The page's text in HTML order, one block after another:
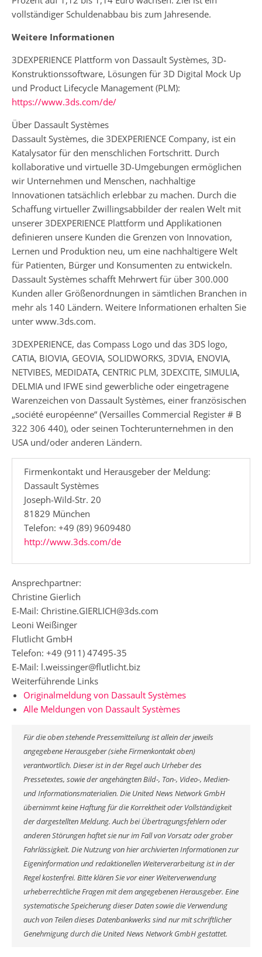
vollständiger Schuldenabbau bis zum Jahresende.
Weitere Informationen
3DEXPERIENCE Plattform von Dassault Systèmes, 3D-
Konstruktionssoftware, Lösungen für 3D Digital Mock Up
und Product Lifecycle Management (PLM):
https://www.3ds.com/de/
Über Dassault Systèmes
Dassault Systèmes, die 3DEXPERIENCE Company, ist ein
Katalysator für den menschlichen Fortschritt. Durch
kollaborative und virtuelle 3D-Umgebungen ermöglichen
wir Unternehmen und Menschen, nachhaltige
Innovationen tatsächlich erlebbar zu machen. Durch die
Schaffung virtueller Zwillingsabbilder der realen Welt mit
unserer 3DEXPERIENCE Plattform und Applikationen
definieren unsere Kunden die Grenzen von Innovation,
Lernen und Produktion neu, um eine nachhaltigere Welt
für Patienten, Bürger und Konsumenten zu entwickeln.
Dassault Systèmes schafft Mehrwert für über 300.000
Kunden aller Größenordnungen in sämtlichen Branchen in
mehr als 140 Ländern. Weitere Informationen erhalten Sie
unter www.3ds.com.
3DEXPERIENCE, das Compass Logo und das 3DS logo,
CATIA, BIOVIA, GEOVIA, SOLIDWORKS, 3DVIA, ENOVIA,
NETVIBES, MEDIDATA, CENTRIC PLM, 3DEXCITE, SIMULIA,
DELMIA und IFWE sind gewerbliche oder eingetragene
Warenzeichen von Dassault Systèmes, einer französischen
„société européenne“ (Versailles Commercial Register # B
322 306 440), oder seinen Tochterunternehmen in den
USA und/oder anderen Ländern.
Firmenkontakt und Herausgeber der Meldung:
Dassault Systèmes
Joseph-Wild-Str. 20
81829 München
Telefon: +49 (89) 9609480
http://www.3ds.com/de
Ansprechpartner:
Christine Gierlich
E-Mail: Christine.GIERLICH@3ds.com
Leoni Weißinger
Flutlicht GmbH
Telefon: +49 (911) 47495-35
E-Mail: l.weissinger@flutlicht.biz
Weiterführende Links
Originalmeldung von Dassault Systèmes
Alle Meldungen von Dassault Systèmes
Für die oben stehende Pressemitteilung ist allein der jeweils
angegebene Herausgeber (siehe Firmenkontakt oben)
verantwortlich. Dieser ist in der Regel auch Urheber des
Pressetextes, sowie der angehängten Bild-, Ton-, Video-, Medien-
und Informationsmaterialien. Die United News Network GmbH
übernimmt keine Haftung für die Korrektheit oder Vollständigkeit
der dargestellten Meldung. Auch bei Übertragungsfehlern oder
anderen Störungen haftet sie nur im Fall von Vorsatz oder grober
Fahrlässigkeit. Die Nutzung von hier archivierten Informationen zur
Eigeninformation und redaktionellen Weiterverarbeitung ist in der
Regel kostenfrei. Bitte klären Sie vor einer Weiterverwendung
urheberrechtliche Fragen mit dem angegebenen Herausgeber. Eine
systematische Speicherung dieser Daten sowie die Verwendung
auch von Teilen dieses Datenbankwerks sind nur mit schriftlicher
Genehmigung durch die United News Network GmbH gestattet.